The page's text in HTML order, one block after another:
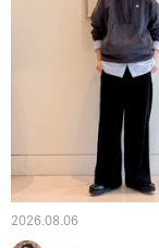
2026.08.06